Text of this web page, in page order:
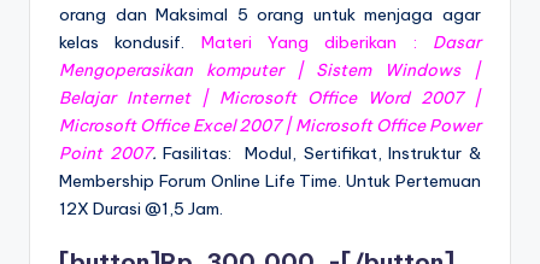
orang dan Maksimal 5 orang untuk menjaga agar
kelas kondusif. Materi Yang diberikan : Dasar
Mengoperasikan komputer | Sistem Windows |
Belajar Internet | Microsoft Office Word 2007 |
Microsoft Office Excel 2007 | Microsoft Office Power
Point 2007.Fasilitas: Modul, Sertifikat, Instruktur &
Membership Forum Online Life Time. Untuk Pertemuan
12X Durasi @1,5 Jam.